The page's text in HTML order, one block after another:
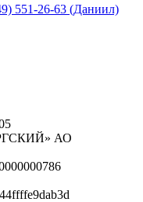
551-26-63 (Даниил)
АО